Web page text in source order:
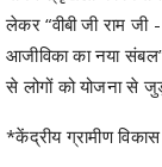
से लोगों को योजना से
*केंद्रीय ग्रामीण
अकॉउंट से पोस्ट कर